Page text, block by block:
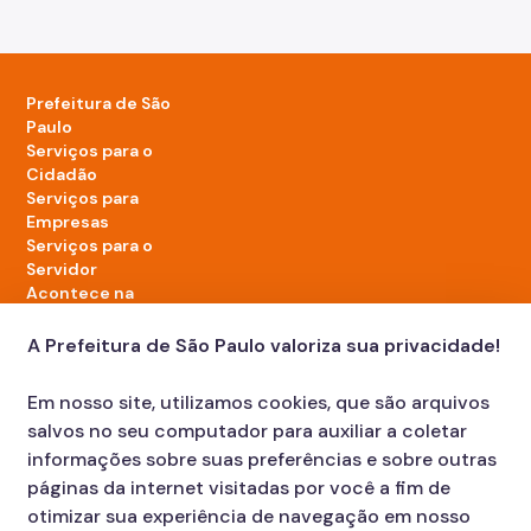
Prefeitura de São
Paulo
Serviços para o
Cidadão
Serviços para
Empresas
Serviços para o
Servidor
Acontece na
LinkedIn da Prefeitura de São Paulo
TikTok da Prefeitura de São Paulo
YouTube da Prefeitura de São Paulo
X da Prefeitura de São Paulo
Instagram da Prefeitura de São Paulo
Facebook da Prefeitura de São Paulo
Diário Oficial
A Prefeitura de São Paulo valoriza sua privacidade!
Em nosso site, utilizamos cookies, que são arquivos
salvos no seu computador para auxiliar a coletar
informações sobre suas preferências e sobre outras
páginas da internet visitadas por você a fim de
otimizar sua experiência de navegação em nosso